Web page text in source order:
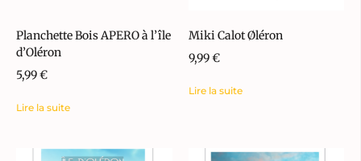
Planchette Bois APERO à l’île
d’Oléron
5,99€
Lire la suite
Miki Calot Øléron
9,99€
Lire la suite